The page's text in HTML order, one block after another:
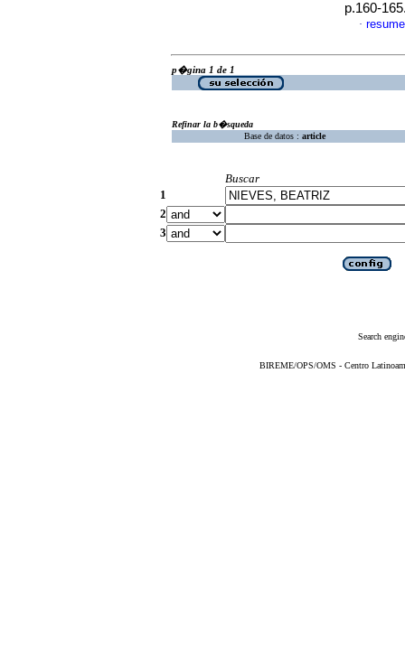
p.160-
·
p�gina 1 de 1
Refinar la b�squeda
Base de datos : article
Buscar
1
2
3
Search
BIREME/OPS/OMS - Centro